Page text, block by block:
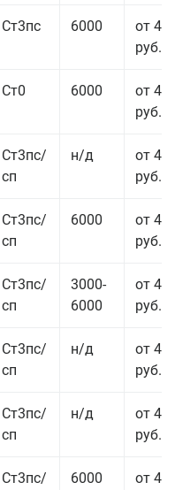
Ст3пс 6000
от 46
руб.
Ст0 6000
от 46
руб.
Ст3пс/
сп
н/д
от 46
руб.
Ст3пс/
сп
6000
от 46
руб.
Ст3пс/
сп
3000-
6000
от 42
руб.
Ст3пс/
сп
н/д
от 43
руб.
Ст3пс/
сп
н/д
от 43
руб.
Ст3пс/
6000
от 43